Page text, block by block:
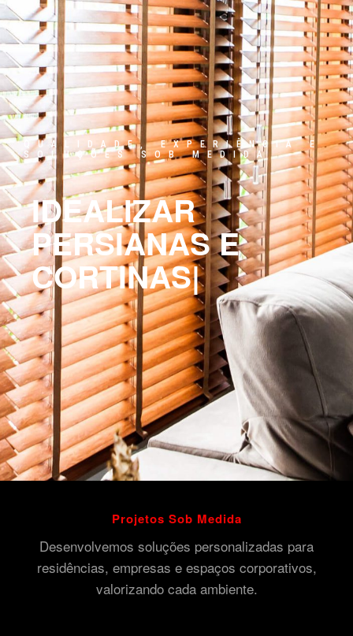
QUALIDADE, EXPERIÊNCIA E
SOLUÇÕES SOB MEDIDA
IDEALIZAR
PERSIANAS E
CORTINAS|
Projetos Sob Medida
Desenvolvemos soluções personalizadas para
residências, empresas e espaços corporativos,
valorizando cada ambiente.